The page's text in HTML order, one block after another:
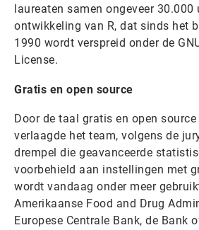
laureaten samen ongeveer 30.000
ontwikkeling van R, dat sinds het
1990 wordt verspreid onder de
License.
Gratis en open source
Door de taal gratis en open source
verlaagde het team, volgens de
drempel die geavanceerde
voorbehield aan instellingen met
wordt vandaag onder meer
Amerikaanse Food and Drug
Europese Centrale Bank, de Bank